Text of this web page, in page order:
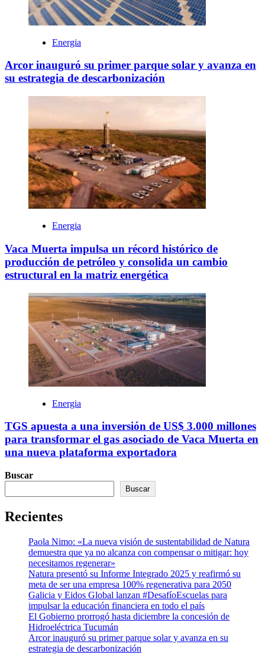
Energia
Arcor inauguró su primer parque solar y avanza en
su estrategia de descarbonización
Energia
Vaca Muerta impulsa un récord histórico de
producción de petróleo y consolida un cambio
estructural en la matriz energética
Energia
TGS apuesta a una inversión de US$ 3.000 millones
para transformar el gas asociado de Vaca Muerta en
una nueva plataforma exportadora
Buscar
Buscar
Recientes
Paola Nimo: «La nueva visión de sustentabilidad de Natura
demuestra que ya no alcanza con compensar o mitigar: hoy
necesitamos regenerar»
Natura presentó su Informe Integrado 2025 y reafirmó su
meta de ser una empresa 100% regenerativa para 2050
Galicia y Eidos Global lanzan #DesafíoEscuelas para
impulsar la educación financiera en todo el país
El Gobierno prorrogó hasta diciembre la concesión de
Hidroeléctrica Tucumán
Arcor inauguró su primer parque solar y avanza en su
estrategia de descarbonización